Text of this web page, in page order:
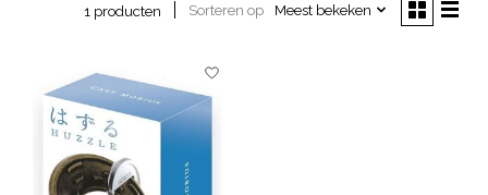
1 producten Sorteren op Meest bekeken